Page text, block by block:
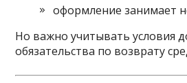
оформление занимает
Но важно учитывать условия
обязательства по возврату